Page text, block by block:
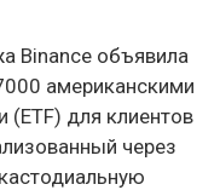
Binance объявила
американскими
для клиентов
через